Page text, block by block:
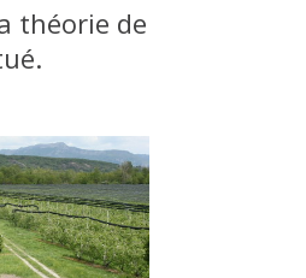
théorie de